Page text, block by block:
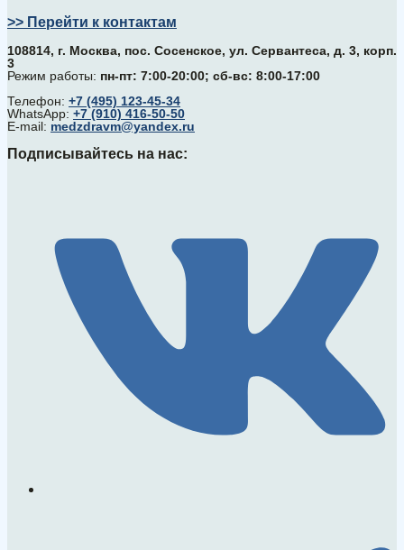
>> Перейти к контактам
108814, г. Москва, поc. Сосенское, ул. Сервантеса, д. 3, корп.
3
Режим работы: пн-пт: 7:00-20:00; сб-вс: 8:00-17:00
Телефон: +7 (495) 123-45-34
WhatsApp: +7 (910) 416-50-50
E-mail: medzdravm@yandex.ru
Подписывайтесь на нас: